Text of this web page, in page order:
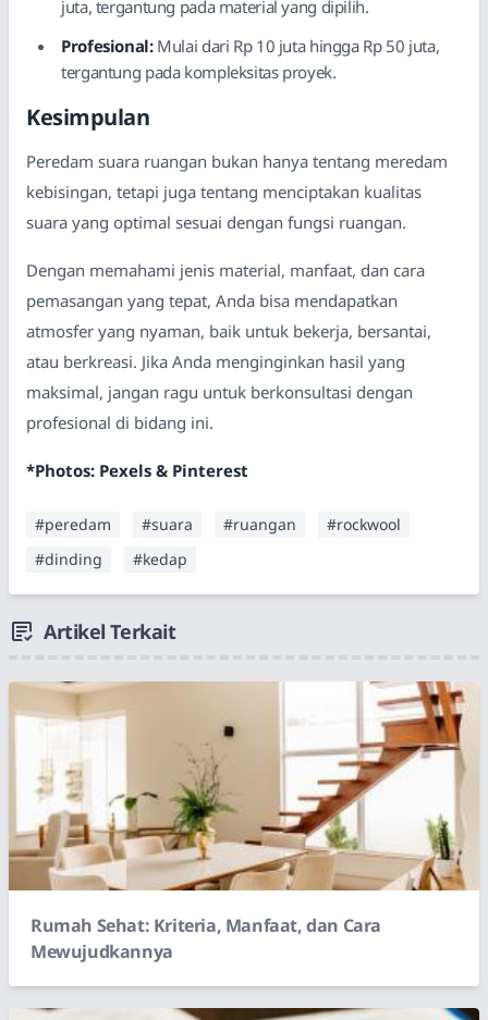
juta, tergantung pada material yang dipilih.
Profesional:Mulai dari Rp 10 juta hingga Rp 50 juta,
tergantung pada kompleksitas proyek.
Kesimpulan
Peredam suara ruangan bukan hanya tentang meredam
kebisingan, tetapi juga tentang menciptakan kualitas
suara yang optimal sesuai dengan fungsi ruangan.
Dengan memahami jenis material, manfaat, dan cara
pemasangan yang tepat, Anda bisa mendapatkan
atmosfer yang nyaman, baik untuk bekerja, bersantai,
atau berkreasi. Jika Anda menginginkan hasil yang
maksimal, jangan ragu untuk berkonsultasi dengan
profesional di bidang ini.
*Photos: Pexels & Pinterest
#peredam #suara #ruangan
#rockwool
#dinding
#kedap
Artikel Terkait
Rumah Sehat: Kriteria, Manfaat, dan Cara
Mewujudkannya